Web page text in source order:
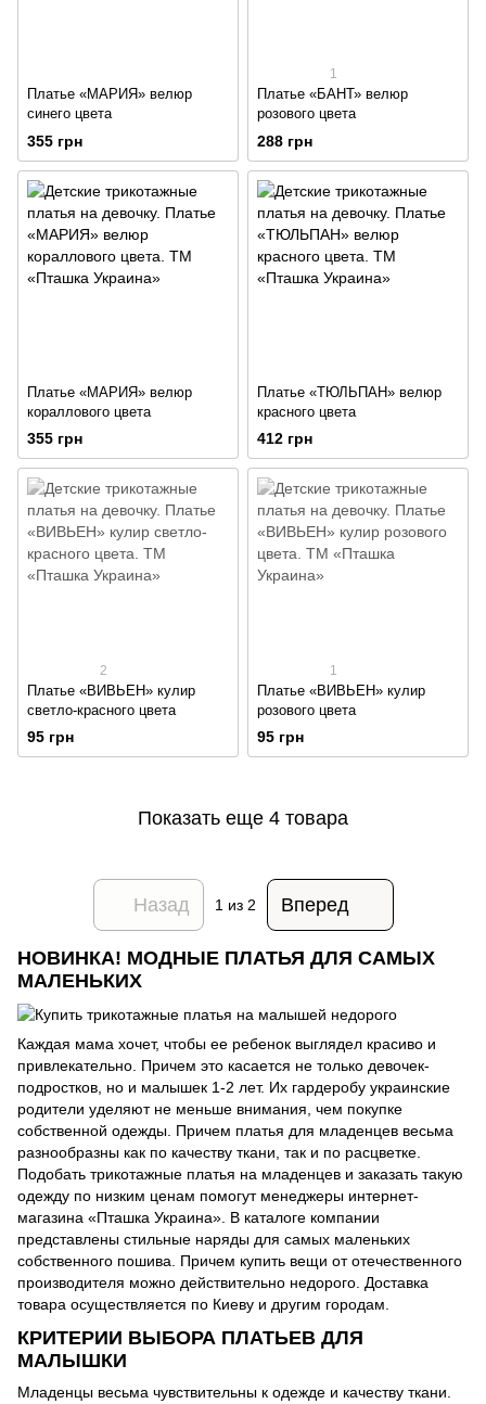
Платье «МАРИЯ» велюр
синего цвета
355 грн
1
Платье «БАНТ» велюр
розового цвета
288 грн
Платье «МАРИЯ» велюр
кораллового цвета
355 грн
Платье «ТЮЛЬПАН» велюр
красного цвета
412 грн
2
Платье «ВИВЬЕН» кулир
светло-красного цвета
95 грн
1
Платье «ВИВЬЕН» кулир
розового цвета
95 грн
Показать еще 4 товара
Назад 1 из 2 Вперед
НОВИНКА! МОДНЫЕ ПЛАТЬЯ ДЛЯ САМЫХ
МАЛЕНЬКИХ
Каждая мама хочет, чтобы ее ребенок выглядел красиво и
привлекательно. Причем это касается не только девочек-
подростков, но и малышек 1-2 лет. Их гардеробу украинские
родители уделяют не меньше внимания, чем покупке
собственной одежды. Причем платья для младенцев весьма
разнообразны как по качеству ткани, так и по расцветке.
Подобать трикотажные платья на младенцев и заказать такую
одежду по низким ценам помогут менеджеры интернет-
магазина «Пташка Украина». В каталоге компании
представлены стильные наряды для самых маленьких
собственного пошива. Причем купить вещи от отечественного
производителя можно действительно недорого. Доставка
товара осуществляется по Киеву и другим городам.
КРИТЕРИИ ВЫБОРА ПЛАТЬЕВ ДЛЯ
МАЛЫШКИ
Младенцы весьма чувствительны к одежде и качеству ткани.